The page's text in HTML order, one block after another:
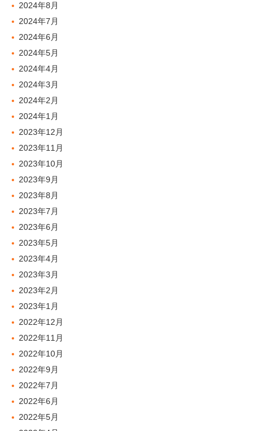
2024年8月
2024年7月
2024年6月
2024年5月
2024年4月
2024年3月
2024年2月
2024年1月
2023年12月
2023年11月
2023年10月
2023年9月
2023年8月
2023年7月
2023年6月
2023年5月
2023年4月
2023年3月
2023年2月
2023年1月
2022年12月
2022年11月
2022年10月
2022年9月
2022年7月
2022年6月
2022年5月